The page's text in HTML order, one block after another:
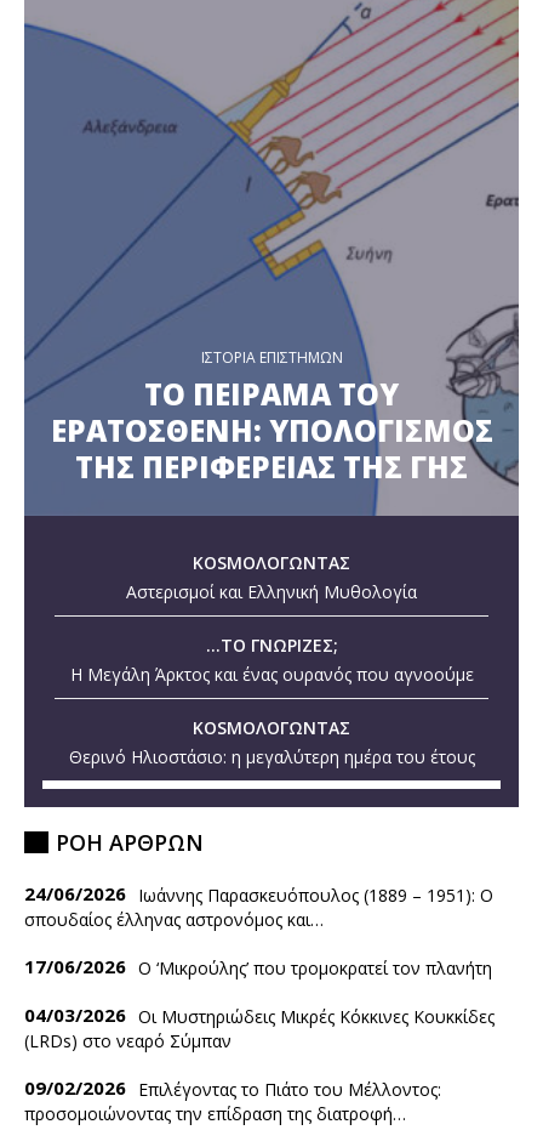
ΙΣΤΟΡΙΑ ΕΠΙΣΤΗΜΩΝ
ΤΟ ΠΕΙΡΑΜΑ ΤΟΥ
ΕΡΑΤΟΣΘΕΝΗ: ΥΠΟΛΟΓΙΣΜΟΣ
ΤΗΣ ΠΕΡΙΦΕΡΕΙΑΣ ΤΗΣ ΓΗΣ
KOSMOΛΟΓΩΝΤΑΣ
Αστερισμοί και Ελληνική Μυθολογία
...ΤΟ ΓΝΩΡΙΖΕΣ;
Η Μεγάλη Άρκτος και ένας ουρανός που αγνοούμε
KOSMOΛΟΓΩΝΤΑΣ
Θερινό Ηλιοστάσιο: η μεγαλύτερη ημέρα του έτους
ΡΟΗ ΑΡΘΡΩΝ
24/06/2026 Ιωάννης Παρασκευόπουλος (1889 – 1951): O
σπουδαίος έλληνας αστρονόμος και…
17/06/2026 Ο ‘Mικρούλης’ που τρομοκρατεί τον πλανήτη
04/03/2026 Οι Μυστηριώδεις Μικρές Κόκκινες Κουκκίδες
(LRDs) στο νεαρό Σύμπαν
09/02/2026 Επιλέγοντας το Πιάτο του Μέλλοντος:
προσομοιώνοντας την επίδραση της διατροφή…